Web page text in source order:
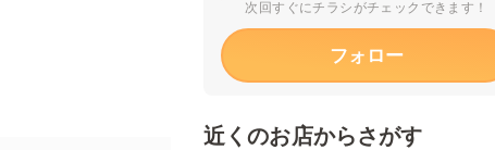
次回すぐにチラシがチェックできます！
フォロー
近くのお店からさがす